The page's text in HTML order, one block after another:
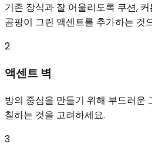
기존 장식과 잘 어울리도록 쿠션,
곰팡이 그린 액센트를 추가하는 것
2
액센트 벽
방의 중심을 만들기 위해 부드러운
칠하는 것을 고려하세요.
3